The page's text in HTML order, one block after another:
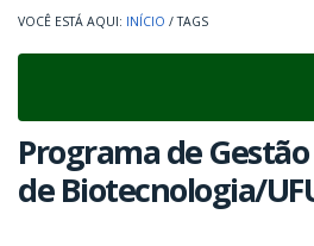
INÍCIO / TAGS
Programa de
de Biotecnologia/